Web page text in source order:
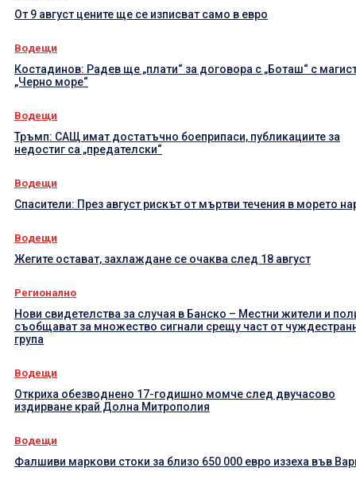
От 9 август цените ще се изписват само в евро
Водещи
Костадинов: Радев ще „плати“ за договора с „Боташ“ с
„Черно море“
Водещи
Тръмп: САЩ имат достатъчно боеприпаси, публикациите за
недостиг са „предателски“
Водещи
Спасители: През август рискът от мъртви течения в морето
Водещи
Жегите остават, захлаждане се очаква след 18 август
Регионално
Нови свидетелства за случая в Банско – Местни жители и
съобщават за множество сигнали срещу част от
група
Водещи
Откриха обезводнено 17-годишно момче след двучасово
издирване край Долна Митрополия
Водещи
Фалшиви маркови стоки за близо 650 000 евро иззеха във